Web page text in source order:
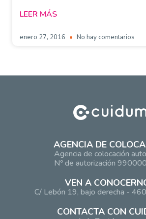
LEER MÁS
enero 27, 2016 No hay comentarios
AGENCIA DE
Agencia de colocación
Nº de autorización
VEN A
C/ Lebón 19, bajo derecha -
CONTACTA CON